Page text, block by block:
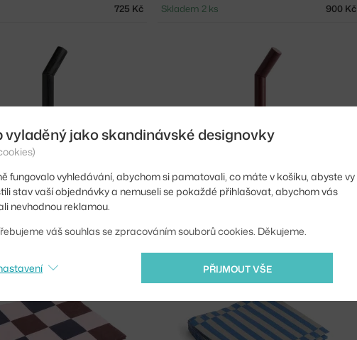
725 Kč Skladem 2 ks 900 Kč
1 380 Kč Skladem 1 ks
vyladěný jako skandinávské designovky
fungovalo vyhledávání, abychom si pamatovali, co máte v košíku, abyste vy
stav vaší objednávky a nemuseli se pokaždé přihlašovat, abychom vás
nevhodnou reklamou.
váš souhlas se zpracováním souborů cookies. Děkujeme.
PŘIJMOUT VŠE